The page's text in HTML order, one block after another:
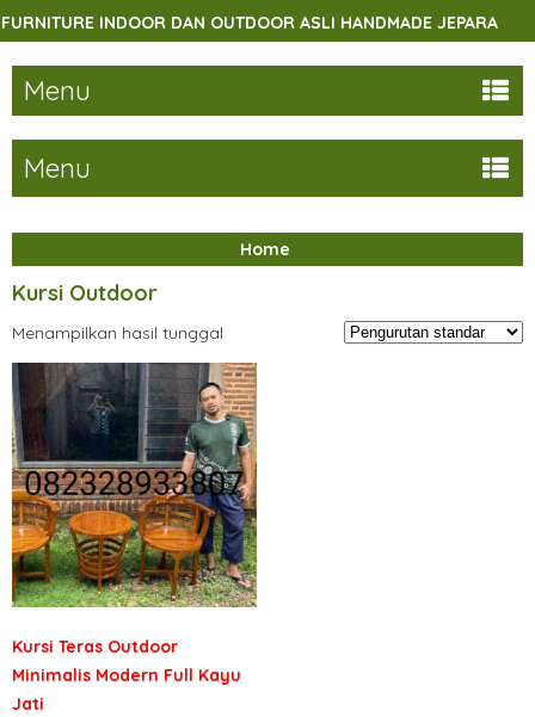
INDOOR DAN OUTDOOR ASLI HANDMADE JEPARA
Menu
Menu
Home
Kursi Outdoor
Menampilkan hasil tunggal
Kursi Teras Outdoor
Minimalis Modern Full Kayu
Jati